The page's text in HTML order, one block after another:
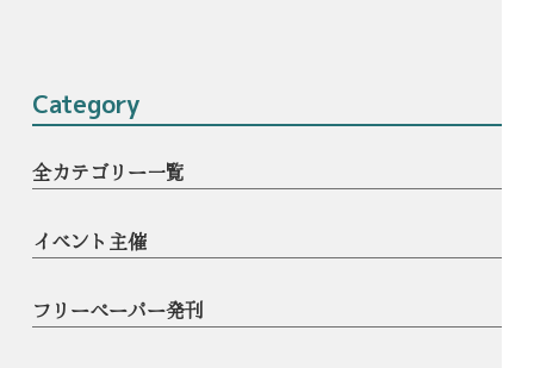
Category
全カテゴリー一覧
イベント主催
フリーペーパー発刊